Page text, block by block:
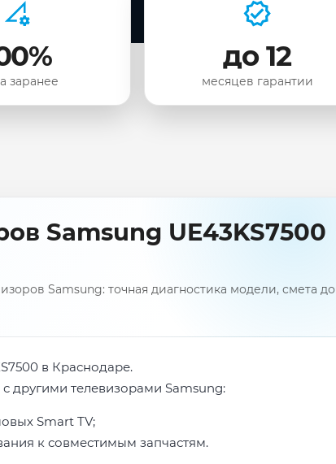
заранее
до 12
месяцев гарантии
Samsung UE43KS7500
Samsung: точная диагностика модели, смета до
в Краснодаре.
другими телевизорами Samsung:
Smart TV;
к совместимым запчастям.